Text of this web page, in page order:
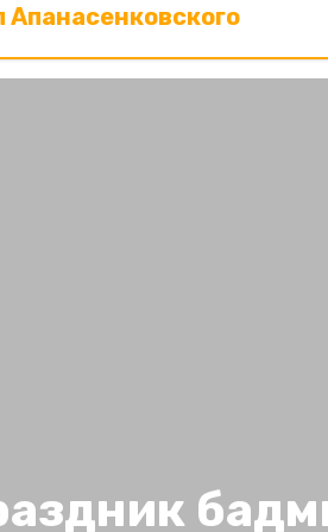
Апанасенковского